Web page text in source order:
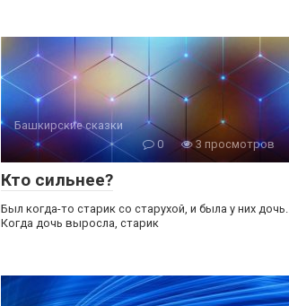
Башкирские сказки
0
3 просмотров
Кто сильнее?
Был когда-то старик со старухой, и была у них дочь.
Когда дочь выросла, старик